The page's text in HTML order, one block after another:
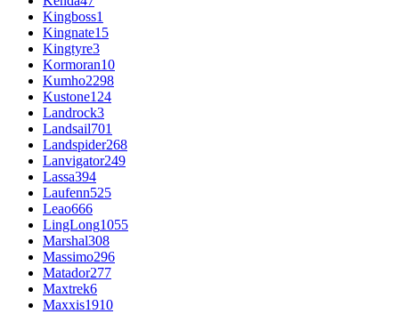
Kingboss1
Kingnate15
Kingtyre3
Kormoran10
Kumho2298
Kustone124
Landrock3
Landsail701
Landspider268
Lanvigator249
Lassa394
Laufenn525
Leao666
LingLong1055
Marshal308
Massimo296
Matador277
Maxtrek6
Maxxis1910